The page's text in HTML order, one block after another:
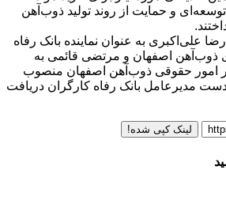
توسعه‌ای و حمایت از روند تولید ذوب‌آهن
علی‌اکبری به عنوان نماینده بانک رفاه
ذوب‌آهن اصفهان و مرتضی قائمی به
در امور حقوقی ذوب‌آهن اصفهان منصوب
مدیرعامل بانک رفاه کارگران دریافت
لینک کپی شده!